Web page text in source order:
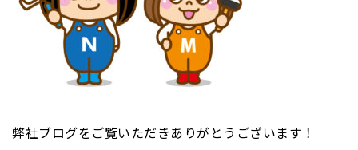
弊社ブログをご覧いただきありがとうございます！